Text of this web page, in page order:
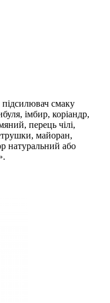
підсилювач смаку
імбир, коріандр,
перець чілі,
майоран,
натуральний або